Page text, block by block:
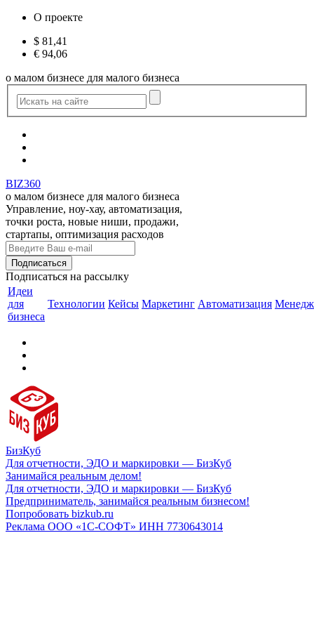
О проекте
$ 81,41
€ 94,06
о малом бизнесе для малого бизнеса
BIZ360
о малом бизнесе для малого бизнеса
Управление, ноу-хау, автоматизация,
точки роста, новые ниши, продажи,
стартапы, оптимизация расходов
Подписаться на рассылку
Идеи
для
бизнеса
Технологии Кейсы Маркетинг Автоматизация
БизКуб
Для отчетности, ЭДО и маркировки — БизКуб
Занимайся реальным делом!
Для отчетности, ЭДО и маркировки — БизКуб
Предприниматель, занимайся реальным бизнесом!
Попробовать bizkub.ru
Реклама ООО «1С-СОФТ» ИНН 7730643014